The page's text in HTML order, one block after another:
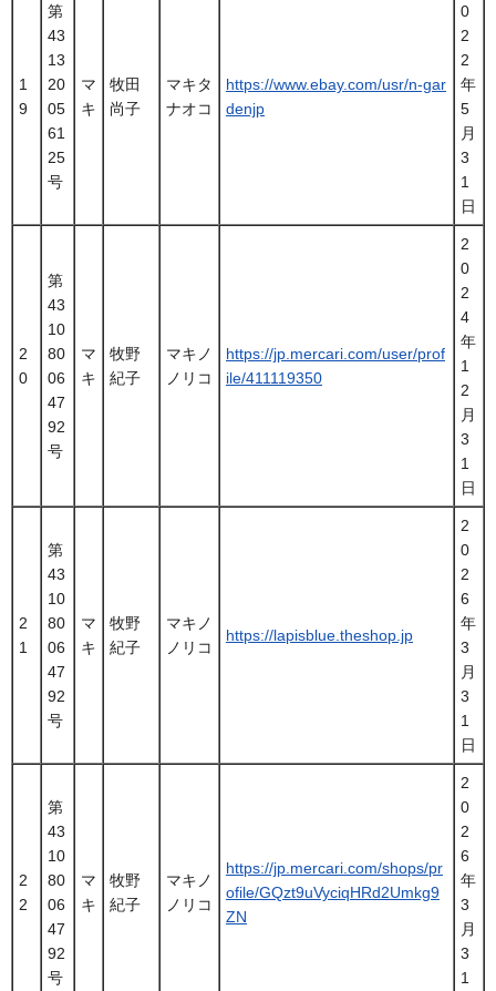
1
9
第
43
13
20
05
61
25
号
マ
キ
牧田
尚子
マキタ
ナオコ
https://www.ebay.com/usr/n-gar
denjp
0
2
2
年
5
月
3
1
日
2
0
第
43
10
80
06
47
92
号
マ
キ
牧野
紀子
マキノ
ノリコ
https://jp.mercari.com/user/prof
ile/411119350
2
0
2
4
年
1
2
月
3
1
日
2
1
第
43
10
80
06
47
92
号
マ
キ
牧野
紀子
マキノ
ノリコ
https://lapisblue.theshop.jp
2
0
2
6
年
3
月
3
1
日
2
2
第
43
10
80
06
47
92
号
マ
キ
牧野
紀子
マキノ
ノリコ
https://jp.mercari.com/shops/pr
ofile/GQzt9uVyciqHRd2Umkg9
ZN
2
0
2
6
年
3
月
3
1